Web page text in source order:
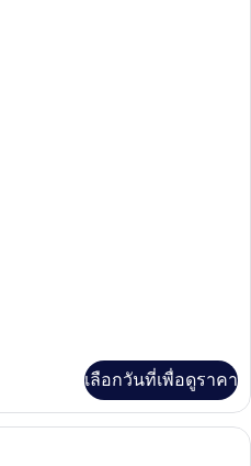
เลือกวันที่เพื่อดูราคา